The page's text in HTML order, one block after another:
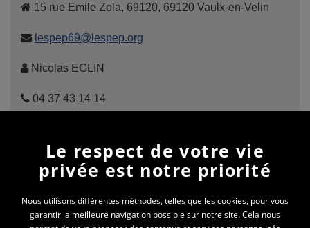
15 rue Emile Zola, 69120, 69120 Vaulx-en-Velin
lespep69@lespep.org
Nicolas EGLIN
04 37 43 14 14
Cliquez icipour nous découvrir !
LES PEP DU RHÔNE (69)
Le respect de votre vie
privée est notre priorité
Nous utilisons différentes méthodes, telles que les cookies, pour vous
garantir la meilleure navigation possible sur notre site. Cela nous